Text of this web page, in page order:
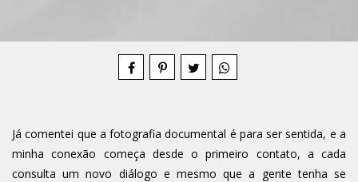
Já comentei que a fotografia documental é para ser sentida, e a
minha conexão começa desde o primeiro contato, a cada
consulta um novo diálogo e mesmo que a gente tenha se